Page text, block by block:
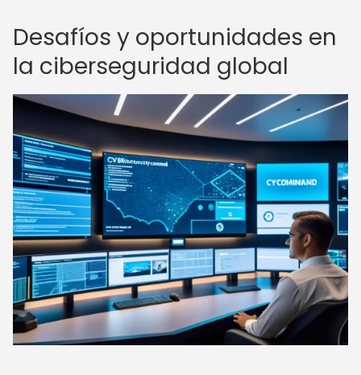
Desafíos y oportunidades en
la ciberseguridad global